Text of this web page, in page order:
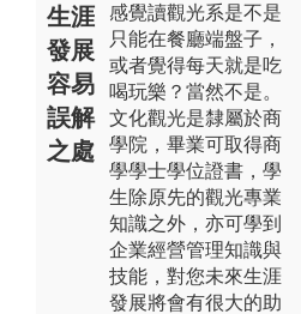
生涯
發展
容易
誤解
之處
感覺讀觀光系是不是
只能在餐廳端盤子，
或者覺得每天就是吃
喝玩樂？當然不是。
文化觀光是隸屬於商
學院，畢業可取得商
學學士學位證書，學
生除原先的觀光專業
知識之外，亦可學到
企業經營管理知識與
技能，對您未來生涯
發展將會有很大的助